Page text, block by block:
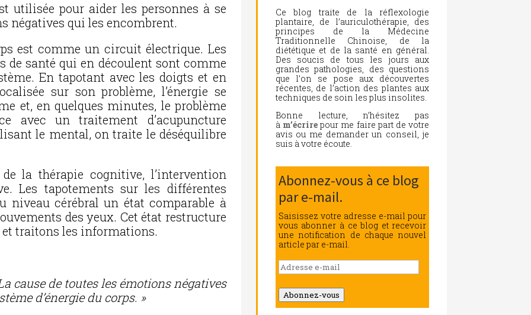
utilisée pour aider les personnes à se
négatives qui les encombrent.
est comme un circuit électrique. Les
de santé qui en découlent sont comme
En tapotant avec les doigts et en
sur son problème, l’énergie se
et, en quelques minutes, le problème
avec un traitement d’acupuncture
le mental, on traite le déséquilibre
la thérapie cognitive, l’intervention
Les tapotements sur les différentes
niveau cérébral un état comparable à
des yeux. Cet état restructure
traitons les informations.
cause de toutes les émotions négatives
d’énergie du corps. »
Ce blog traite de la réflexologie
plantaire, de l’auriculothérapie, des
principes de la Médecine
Traditionnelle Chinoise, de la
diététique et de la santé en général.
Des soucis de tous les jours aux
grandes pathologies, des questions
que l’on se pose aux découvertes
récentes, de l’action des plantes aux
techniques de soin les plus insolites.
Bonne lecture, n’hésitez pas
à m’écrire pour me faire part de votre
avis ou me demander un conseil, je
suis à votre écoute.
Abonnez-vous à ce blog
par e-mail.
Saisissez votre adresse e-mail pour
vous abonner à ce blog et recevoir
une notification de chaque nouvel
article par e-mail.
Adresse
e-
mail
Abonnez-vous